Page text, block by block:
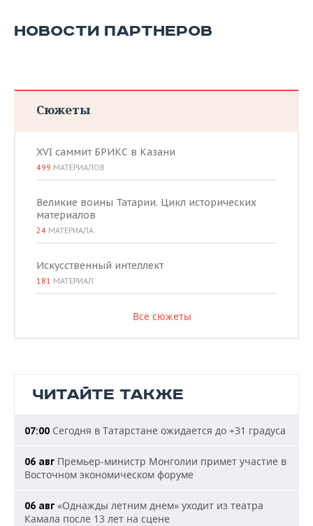
НОВОСТИ ПАРТНЕРОВ
Сюжеты
XVI саммит БРИКС в Казани
499 МАТЕРИАЛОВ
Великие воины Татарии. Цикл исторических
материалов
24 МАТЕРИАЛА
Искусственный интеллект
181 МАТЕРИАЛ
Все сюжеты
ЧИТАЙТЕ ТАКЖЕ
07:00 Сегодня в Татарстане ожидается до +31 градуса
06 авг Премьер-министр Монголии примет участие в
Восточном экономическом форуме
06 авг «Однажды летним днем» уходит из театра
Камала после 13 лет на сцене